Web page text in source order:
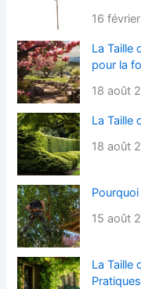
16
La Taille
pour la
18 août
La Taille
18 août
15 août
La Taille
Pratiques